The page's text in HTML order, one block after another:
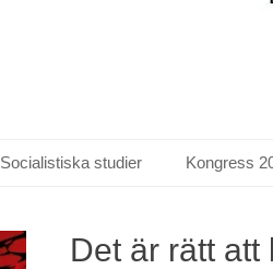
Socialistiska studier Kongress
Det är rätt att